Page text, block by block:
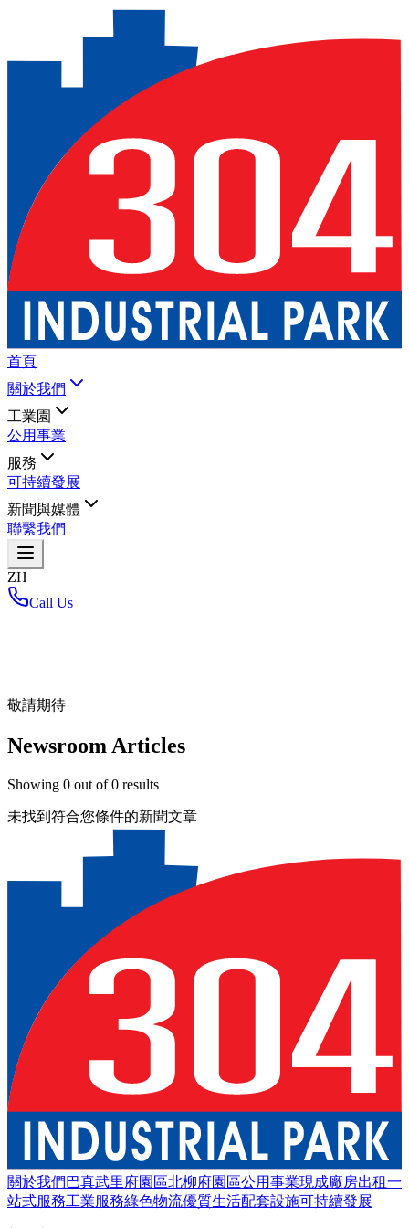
首頁
關於我們
工業園
公用事業
服務
可持續發展
新聞與媒體
聯繫我們
ZH
Call Us
敬請期待
Newsroom Articles
Showing 0 out of0 results
未找到符合您條件的新聞文章
關於我們 巴真武里府園區北柳府園區公用事業現成廠房出租一
站式服務工業服務綠色物流優質生活配套設施可持續發展